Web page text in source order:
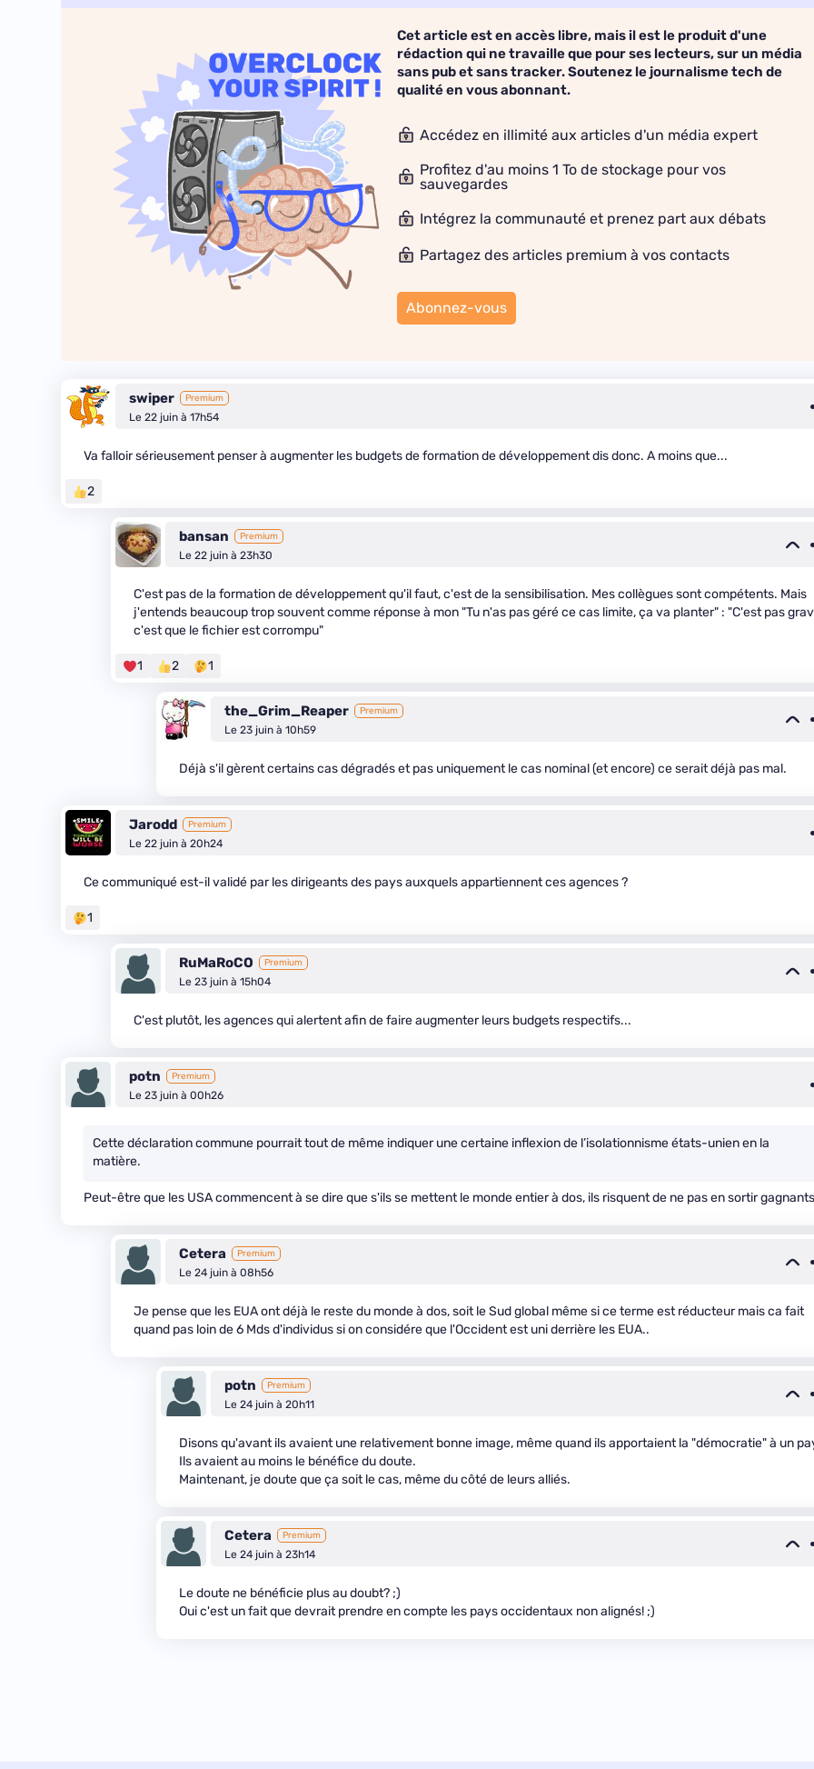
Cet article est en accès libre, mais il est le produit d'une
rédaction qui ne travaille que pour ses lecteurs, sur un média
sans pub et sans tracker. Soutenez le journalisme tech de
qualité en vous abonnant.
Accédez en illimité aux articles d'un média expert
Profitez d'au moins 1 To de stockage pour vos
sauvegardes
Intégrez la communauté et prenez part aux débats
Partagez des articles premium à vos contacts
Abonnez-vous
swiper Premium
Le 22 juin à 17h54
Va falloir sérieusement penser à augmenter les budgets de formation de développement dis donc. A moins que...
2
bansan Premium
Le 22 juin à 23h30
C'est pas de la formation de développement qu'il faut, c'est de la sensibilisation. Mes collègues sont compétents. Mais
j'entends beaucoup trop souvent comme réponse à mon "Tu n'as pas géré ce cas limite, ça va planter" : "C'est pas
c'est que le fichier est corrompu"
1 2 1
the_Grim_Reaper Premium
Le 23 juin à 10h59
Déjà s'il gèrent certains cas dégradés et pas uniquement le cas nominal (et encore) ce serait déjà pas mal.
Jarodd Premium
Le 22 juin à 20h24
Ce communiqué est-il validé par les dirigeants des pays auxquels appartiennent ces agences ?
1
RuMaRoCO Premium
Le 23 juin à 15h04
C'est plutôt, les agences qui alertent afin de faire augmenter leurs budgets respectifs...
potn Premium
Le 23 juin à 00h26
Cette déclaration commune pourrait tout de même indiquer une certaine inflexion de l’isolationnisme états-unien en la
matière.
Peut-être que les USA commencent à se dire que s'ils se mettent le monde entier à dos, ils risquent de ne pas en sortir
Cetera Premium
Le 24 juin à 08h56
Je pense que les EUA ont déjà le reste du monde à dos, soit le Sud global même si ce terme est réducteur mais ca fait
quand pas loin de 6 Mds d'individus si on considére que l'Occident est uni derrière les EUA..
potn Premium
Le 24 juin à 20h11
Disons qu'avant ils avaient une relativement bonne image, même quand ils apportaient la "démocratie" à un
Ils avaient au moins le bénéfice du doute.
Maintenant, je doute que ça soit le cas, même du côté de leurs alliés.
Cetera Premium
Le 24 juin à 23h14
Le doute ne bénéficie plus au doubt? ;)
Oui c'est un fait que devrait prendre en compte les pays occidentaux non alignés! ;)